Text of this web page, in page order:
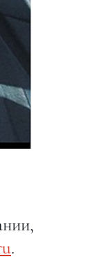
.